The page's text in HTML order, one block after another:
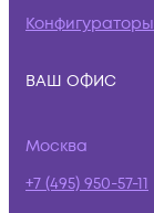
Конфигураторы
ВАШ ОФИС
Москва
+7 (495) 950-57-11